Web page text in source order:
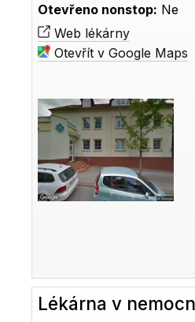
Otevřeno nonstop: Ne
Web lékárny
Otevřít v Google Maps
Lékárna v